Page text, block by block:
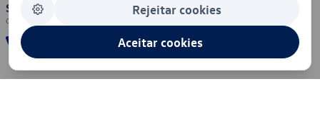
Segurança Rejeitar cookies
Aceitar cookies